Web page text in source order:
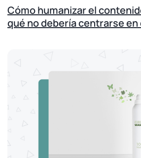
Cómo humanizar el
qué no debería centrarse